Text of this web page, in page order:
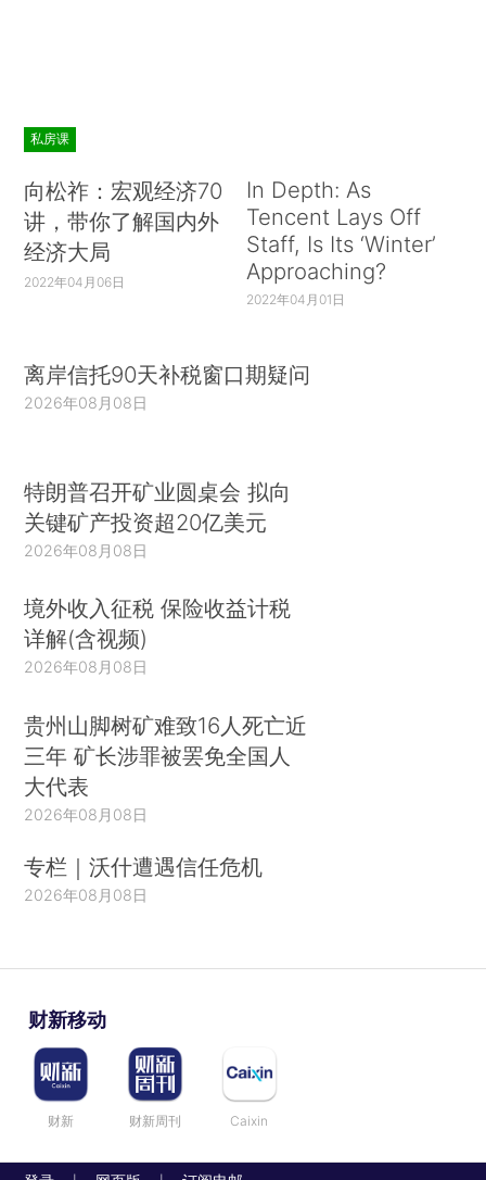
私房课
向松祚：宏观经济70
讲，带你了解国内外
经济大局
2022年04月06日
In Depth: As
Tencent Lays Off
Staff, Is Its ‘Winter’
Approaching?
2022年04月01日
离岸信托90天补税窗口期疑问
2026年08月08日
特朗普召开矿业圆桌会 拟向
关键矿产投资超20亿美元
2026年08月08日
境外收入征税 保险收益计税
详解(含视频)
2026年08月08日
贵州山脚树矿难致16人死亡近
三年 矿长涉罪被罢免全国人
大代表
2026年08月08日
专栏｜沃什遭遇信任危机
2026年08月08日
财新移动
财新 财新周刊 Caixin